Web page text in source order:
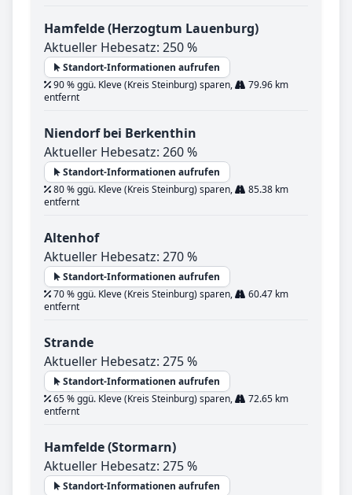
Hamfelde (Herzogtum Lauenburg)
Aktueller Hebesatz: 250 %
Standort-Informationen aufrufen
90 % ggü. Kleve (Kreis Steinburg) sparen,
79.96 km
entfernt
Niendorf bei Berkenthin
Aktueller Hebesatz: 260 %
Standort-Informationen aufrufen
80 % ggü. Kleve (Kreis Steinburg) sparen,
85.38 km
entfernt
Altenhof
Aktueller Hebesatz: 270 %
Standort-Informationen aufrufen
70 % ggü. Kleve (Kreis Steinburg) sparen,
60.47 km
entfernt
Strande
Aktueller Hebesatz: 275 %
Standort-Informationen aufrufen
65 % ggü. Kleve (Kreis Steinburg) sparen,
72.65 km
entfernt
Hamfelde (Stormarn)
Aktueller Hebesatz: 275 %
Standort-Informationen aufrufen